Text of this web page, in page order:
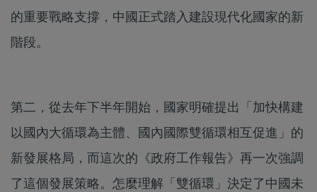
的重要戰略支撐，中國正式踏入建設現代化國家的新
階段。
第二，從去年下半年開始，國家明確提出「加快構建
以國內大循環為主體、國內國際雙循環相互促進」的
新發展格局，而這次的《政府工作報告》再一次強調
了這個發展策略。怎麼理解「雙循環」決定了中國未